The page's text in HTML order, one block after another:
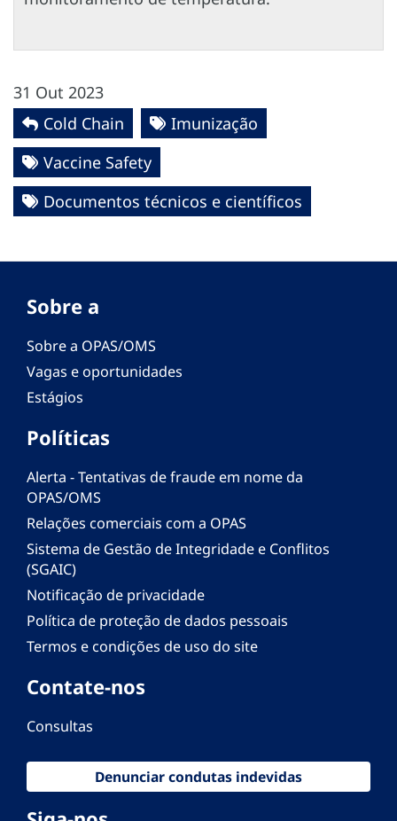
31 Out 2023
Cold Chain
Imunização
Vaccine Safety
Documentos técnicos e científicos
Sobre a
Sobre a OPAS/OMS
Vagas e oportunidades
Estágios
Políticas
Alerta - Tentativas de fraude em nome da
OPAS/OMS
Relações comerciais com a OPAS
Sistema de Gestão de Integridade e Conflitos
(SGAIC)
Notificação de privacidade
Política de proteção de dados pessoais
Termos e condições de uso do site
Contate-nos
Consultas
Denunciar condutas indevidas